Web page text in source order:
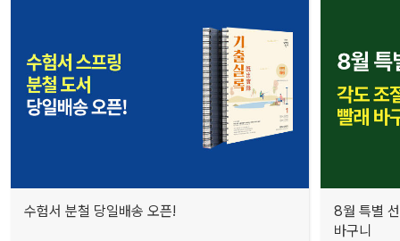
수험서 분철 당일배송 오픈!
8월 특별
바구니